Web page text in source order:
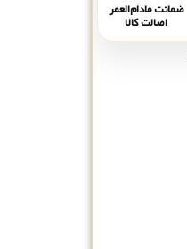
ضمانت مادام‌العمر
اصالت کالا